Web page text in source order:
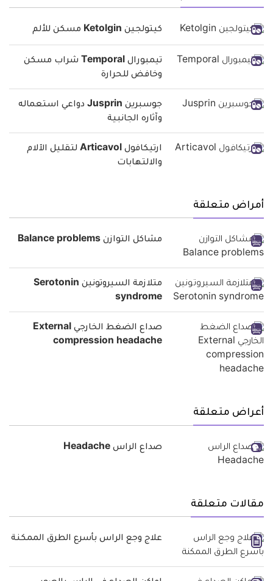
كيتولجين Ketolgin مسكن للألم
تيمبورال Temporal شراب مسكن
وخافض للحرارة
جوسبرين Jusprin دواعي استعماله
وآثاره الجانبية
ارتيكافول Articavol لتقليل الآلام
والالتهابات
أمراض متعلقة
مشاكل التوازن Balance problems
متلازمة السيروتونين Serotonin
syndrome
صداع الضغط الخارجي External
compression headache
أعراض متعلقة
صداع الراس Headache
مقالات متعلقة
علاج وجع الراس بأسرع الطرق الممكنة